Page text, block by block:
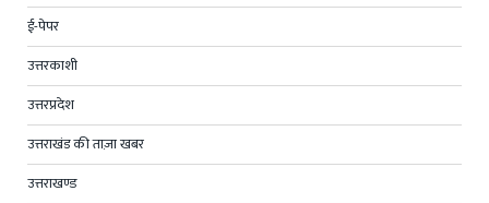
ई-पेपर
उत्तरकाशी
उत्तरप्रदेश
उत्तराखंड की ताज़ा खबर
उत्तराखण्ड